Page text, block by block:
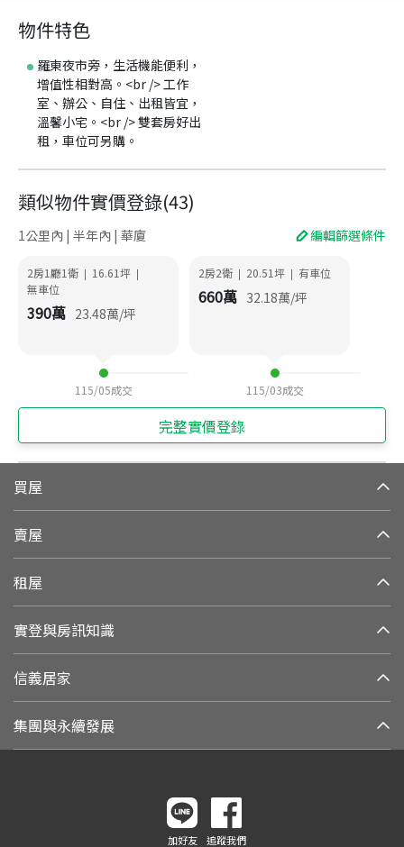
物件特色
羅東夜市旁，生活機能便利，
增值性相對高。<br /> 工作
室、辦公、自住、出租皆宜，
溫馨小宅。<br /> 雙套房好出
租，車位可另購。
類似物件實價登錄(43)
1公里內 | 半年內 | 華廈 編輯篩選條件
2房1廳1衛 | 16.61坪 |
無車位
390萬 23.48萬/坪
115/05成交
2房2衛 | 20.51坪 | 有車位
660萬 32.18萬/坪
115/03成交
完整實價登錄
買屋
賣屋
租屋
實登與房訊知識
信義居家
集團與永續發展
加好友 追蹤我們